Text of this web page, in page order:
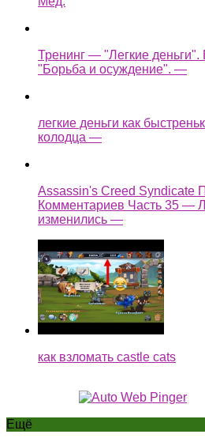
Тренинг — "Легкие
"Борьба и осуждение". —
легкие деньги как
колодца —
Assassin's Creed Syndicate
Комментариев Часть 35 —
изменились —
как взломать castle cats
Ещё